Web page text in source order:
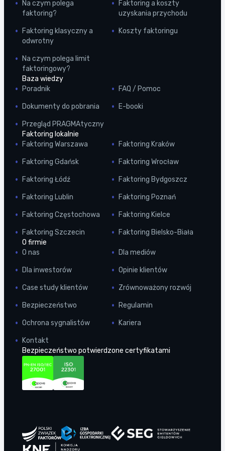
Na czym polega
faktoring?
Faktoring a koszty
uzyskania przychodu
Faktoring klasyczny a
odwrotny
Koszty faktoringu
Na czym polega limit
faktoringowy?
Baza wiedzy
Poradnik
FAQ / Pomoc
Dokumenty do pobrania E-booki
Przegląd PRAGMAtyczny
Faktoring lokalnie
Faktoring Warszawa
Faktoring Kraków
Faktoring Gdańsk Faktoring Wrocław
Faktoring Łódź Faktoring Bydgoszcz
Faktoring Lublin Faktoring Poznań
Faktoring Częstochowa Faktoring Kielce
Faktoring Szczecin
Faktoring Bielsko-Biała
O firmie
O nas
Dla mediów
Dla inwestorów Opinie klientów
Case study klientów Zrównoważony rozwój
Bezpieczeństwo Regulamin
Ochrona sygnalistów Kariera
Kontakt
Bezpieczeństwo potwierdzone certyfikatami